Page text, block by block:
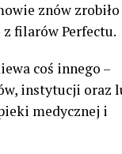
znów zrobiło
z filarów Perfectu.
coś innego –
instytucji oraz
medycznej i